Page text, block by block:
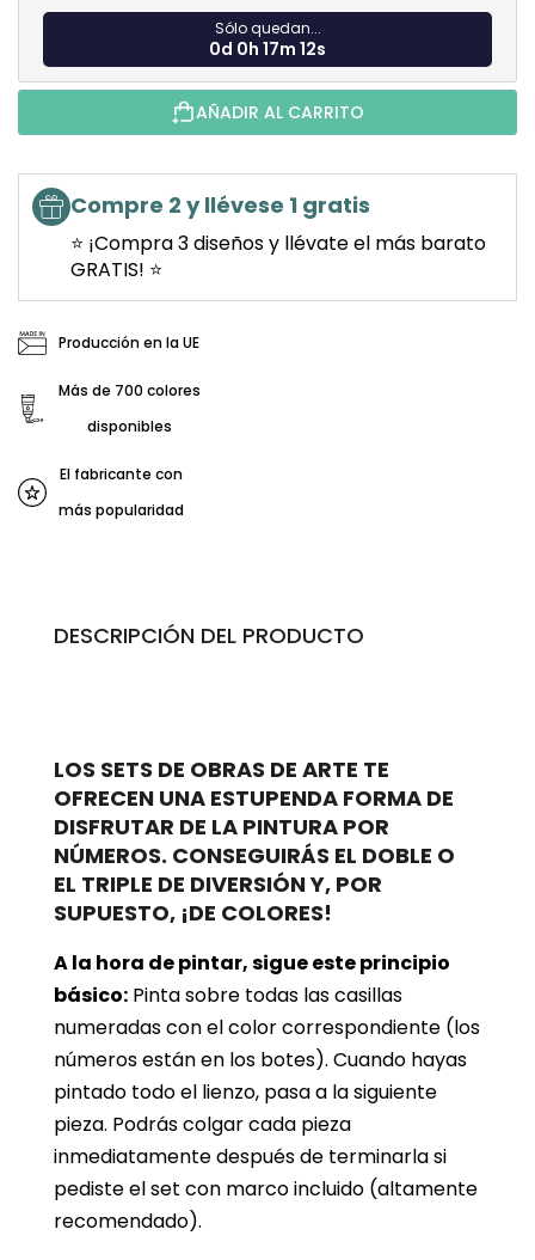
Sólo quedan...
0d 0h 17m 11s
AÑADIR AL CARRITO
Compre 2 y llévese 1 gratis
⭐ ¡Compra 3 diseños y llévate el más barato
GRATIS! ⭐
Producción en la UE
Más de 700 colores
disponibles
El fabricante con
más popularidad
DESCRIPCIÓN DEL PRODUCTO
LOS SETS DE OBRAS DE ARTE TE
OFRECEN UNA ESTUPENDA FORMA DE
DISFRUTAR DE LA PINTURA POR
NÚMEROS. CONSEGUIRÁS EL DOBLE O
EL TRIPLE DE DIVERSIÓN Y, POR
SUPUESTO, ¡DE COLORES!
A la hora de pintar, sigue este principio
básico: Pinta sobre todas las casillas
numeradas con el color correspondiente (los
números están en los botes). Cuando hayas
pintado todo el lienzo, pasa a la siguiente
pieza. Podrás colgar cada pieza
inmediatamente después de terminarla si
pediste el set con marco incluido (altamente
recomendado).